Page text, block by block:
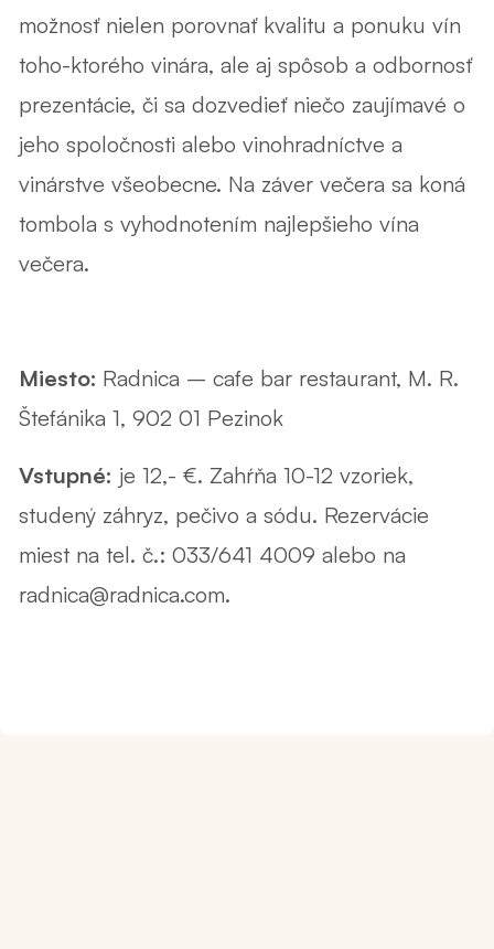
možnosť nielen porovnať kvalitu a ponuku vín
toho-ktorého vinára, ale aj spôsob a odbornosť
prezentácie, či sa dozvedieť niečo zaujímavé o
jeho spoločnosti alebo vinohradníctve a
vinárstve všeobecne. Na záver večera sa koná
tombola s vyhodnotením najlepšieho vína
večera.
Miesto: Radnica – cafe bar restaurant, M. R.
Štefánika 1, 902 01 Pezinok
Vstupné: je 12,- €. Zahŕňa 10-12 vzoriek,
studený záhryz, pečivo a sódu. Rezervácie
miest na tel. č.: 033/641 4009 alebo na
radnica@radnica.com.